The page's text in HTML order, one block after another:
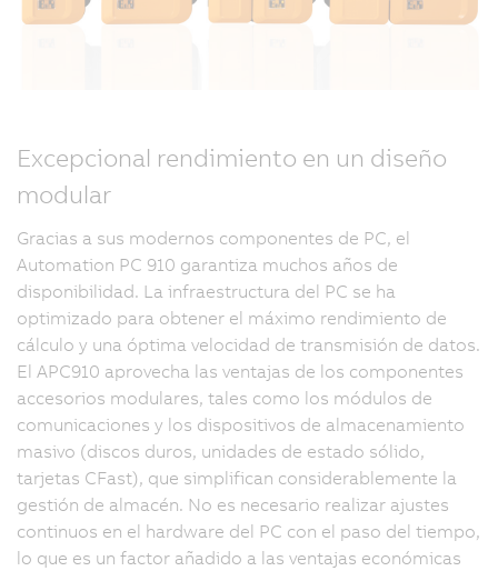
Excepcional rendimiento en un diseño
modular
Gracias a sus modernos componentes de PC, el
Automation PC 910 garantiza muchos años de
disponibilidad. La infraestructura del PC se ha
optimizado para obtener el máximo rendimiento de
cálculo y una óptima velocidad de transmisión de datos.
El APC910 aprovecha las ventajas de los componentes
accesorios modulares, tales como los módulos de
comunicaciones y los dispositivos de almacenamiento
masivo (discos duros, unidades de estado sólido,
tarjetas CFast), que simplifican considerablemente la
gestión de almacén. No es necesario realizar ajustes
continuos en el hardware del PC con el paso del tiempo,
lo que es un factor añadido a las ventajas económicas